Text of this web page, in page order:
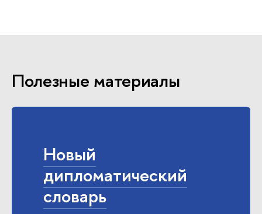
Полезные материалы
Новый
дипломатический
словарь